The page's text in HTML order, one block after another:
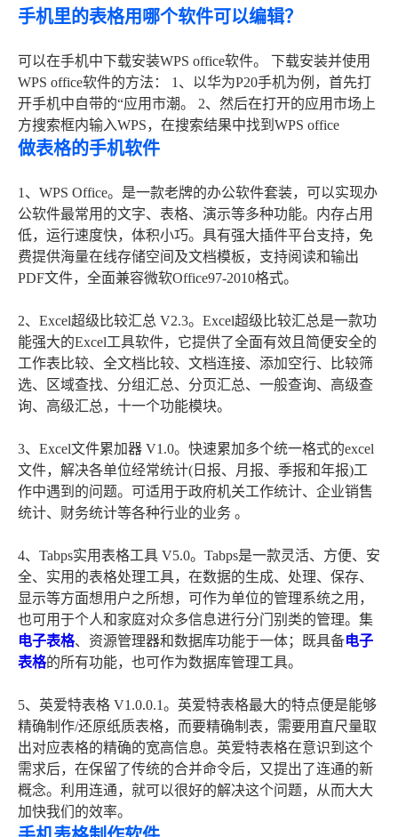
手机里的表格用哪个软件可以编辑？
可以在手机中下载安装WPS office软件。 下载安装并使用
WPS office软件的方法： 1、以华为P20手机为例，首先打
开手机中自带的“应用市潮。 2、然后在打开的应用市场上
方搜索框内输入WPS，在搜索结果中找到WPS office
做表格的手机软件
1、WPS Office。是一款老牌的办公软件套装，可以实现办
公软件最常用的文字、表格、演示等多种功能。内存占用
低，运行速度快，体积小巧。具有强大插件平台支持，免
费提供海量在线存储空间及文档模板，支持阅读和输出
PDF文件，全面兼容微软Office97-2010格式。
2、Excel超级比较汇总 V2.3。Excel超级比较汇总是一款功
能强大的Excel工具软件，它提供了全面有效且简便安全的
工作表比较、全文档比较、文档连接、添加空行、比较筛
选、区域查找、分组汇总、分页汇总、一般查询、高级查
询、高级汇总，十一个功能模块。
3、Excel文件累加器 V1.0。快速累加多个统一格式的excel
文件，解决各单位经常统计(日报、月报、季报和年报)工
作中遇到的问题。可适用于政府机关工作统计、企业销售
统计、财务统计等各种行业的业务 。
4、Tabps实用表格工具 V5.0。Tabps是一款灵活、方便、安
全、实用的表格处理工具，在数据的生成、处理、保存、
显示等方面想用户之所想，可作为单位的管理系统之用，
也可用于个人和家庭对众多信息进行分门别类的管理。集
电子表格、资源管理器和数据库功能于一体；既具备电子
表格的所有功能，也可作为数据库管理工具。
5、英爱特表格 V1.0.0.1。英爱特表格最大的特点便是能够
精确制作/还原纸质表格，而要精确制表，需要用直尺量取
出对应表格的精确的宽高信息。英爱特表格在意识到这个
需求后，在保留了传统的合并命令后，又提出了连通的新
概念。利用连通，就可以很好的解决这个问题，从而大大
加快我们的效率。